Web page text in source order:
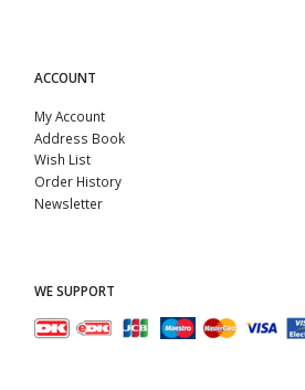
ACCOUNT
My Account
Address Book
Wish List
Order History
Newsletter
WE SUPPORT